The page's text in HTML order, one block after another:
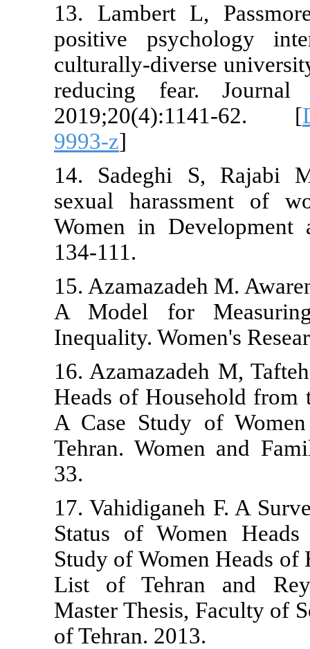
13.
positive
culturally-
reducing
14.
sexual
Women in
15.
A Model
Inequality.
16.
Heads of
A Case
Tehran.
17.
Status of
Study of
List of
Master
of Tehran.